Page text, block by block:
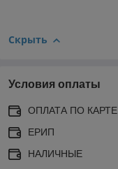
Скрыть
Условия оплаты
ОПЛАТА ПО КАРТЕ
ЕРИП
НАЛИЧНЫЕ